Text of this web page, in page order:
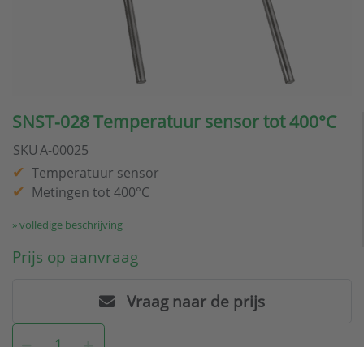
SNST-028 Temperatuur sensor tot 400°C
SKUA-00025
Temperatuur sensor
Metingen tot 400°C
» volledige beschrijving
Prijs op aanvraag
Vraag naar de prijs